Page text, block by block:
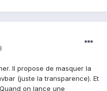
Il propose de masquer la
(juste la transparence). Et
on lance une